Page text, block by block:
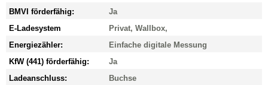
BMVI förderfähig:
Ja
E-Ladesystem
Privat, Wallbox,
Energiezähler:
Einfache digitale Messung
KfW (441) förderfähig:
Ja
Ladeanschluss:
Buchse